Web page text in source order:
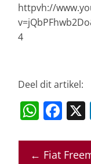
httpvh://
4
Deel dit artikel:
W
at
F
c
← Fiat